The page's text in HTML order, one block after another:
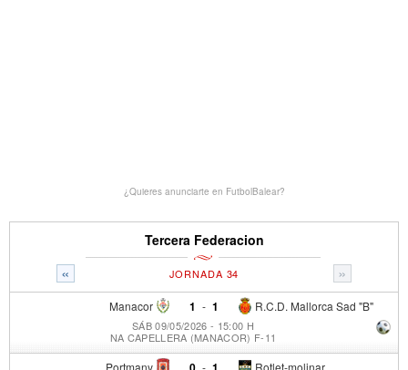
¿Quieres anunciarte en FutbolBalear?
Tercera Federacion
« »
JORNADA 34
Manacor 1 - R.C.D. Mallorca Sad "B"
1
SÁB 09/05/2026 - 15:00 H
NA CAPELLERA (MANACOR) F-11
Portmany - Rotlet-molinar